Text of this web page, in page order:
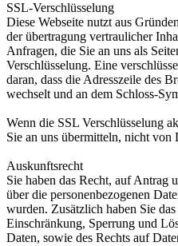
SSL-Verschlüsselung
Diese Webseite nutzt aus
der übertragung vertraulicher
Anfragen, die Sie an uns als
Verschlüsselung. Eine
daran, dass die Adresszeile des
wechselt und an dem Schloss-
Wenn die SSL Verschlüsselung
Sie an uns übermitteln, nicht von
Auskunftsrecht
Sie haben das Recht, auf Antrag
über die personenbezogenen
wurden. Zusätzlich haben Sie
Einschränkung, Sperrung und
Daten, sowie des Rechts auf